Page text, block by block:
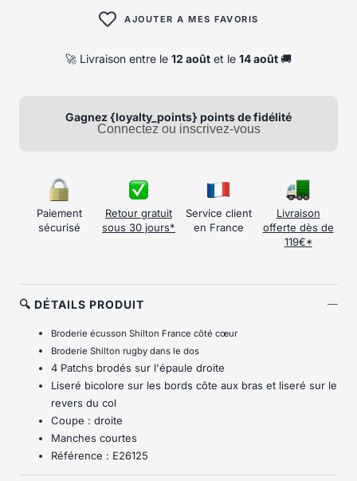
AJOUTER A MES FAVORIS
🚀 Livraison entre le 12 août et le 14 août🚚
Gagnez {loyalty_points} points de fidélité
Connectez ou inscrivez-vous
Paiement
sécurisé
Retour gratuit
sous 30 jours*
Service client
en France
Livraison
offerte dès de
119€*
🔍 DÉTAILS PRODUIT
Broderie écusson Shilton France côté cœur
Broderie Shilton rugby dans le dos
4 Patchs brodés sur l'épaule droite
Liseré bicolore sur les bords côte aux bras et liseré sur le
revers du col
Coupe : droite
Manches courtes
Référence : E26125